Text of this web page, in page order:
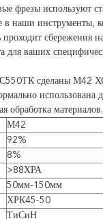
фрезы используют
наши инструменты,
проходит
для ваших
сделаны М42
использована
обработка материалов.
М42
92%
8%
>88ХРА
50мм-150мм
ХРК45-50
ТиСиН